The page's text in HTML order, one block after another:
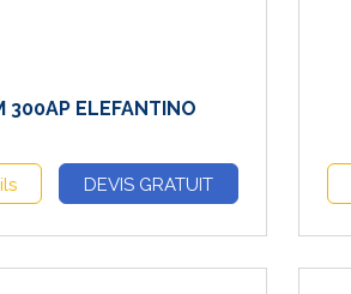
300AP ELEFANTINO
DEVIS GRATUIT